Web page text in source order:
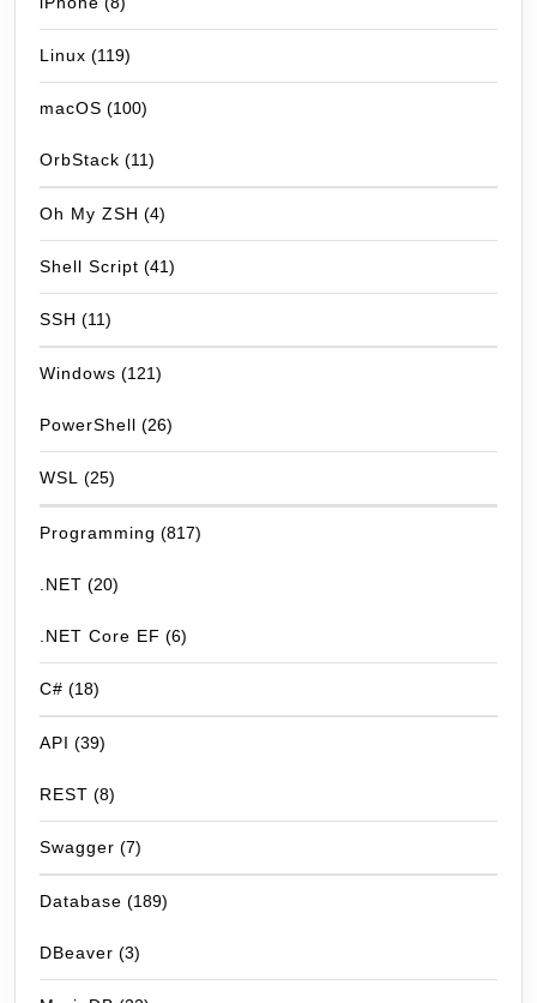
Linux (119)
macOS (100)
OrbStack (11)
Oh My ZSH (4)
Shell Script (41)
SSH (11)
Windows (121)
PowerShell (26)
WSL (25)
Programming (817)
.NET (20)
.NET Core EF (6)
C# (18)
API (39)
REST (8)
Swagger (7)
Database (189)
DBeaver (3)